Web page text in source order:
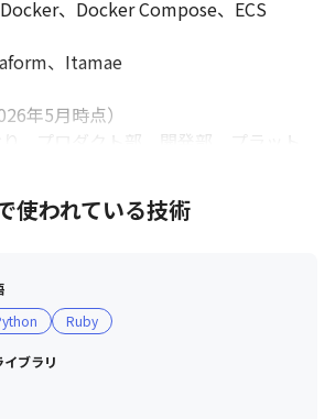
、Docker Compose、ECS
、Itamae
年5月時点）
、プロダクト部、開発部、プラット
からなる体制です
当する組織は開発部内の2つのチーム
定配属先はいずれかとなります
産性を追求しています
囲気
ディングプログラムがあります
して"自由と責任の文化"を掲げていま
使われている技術
Ruby
ブラリ